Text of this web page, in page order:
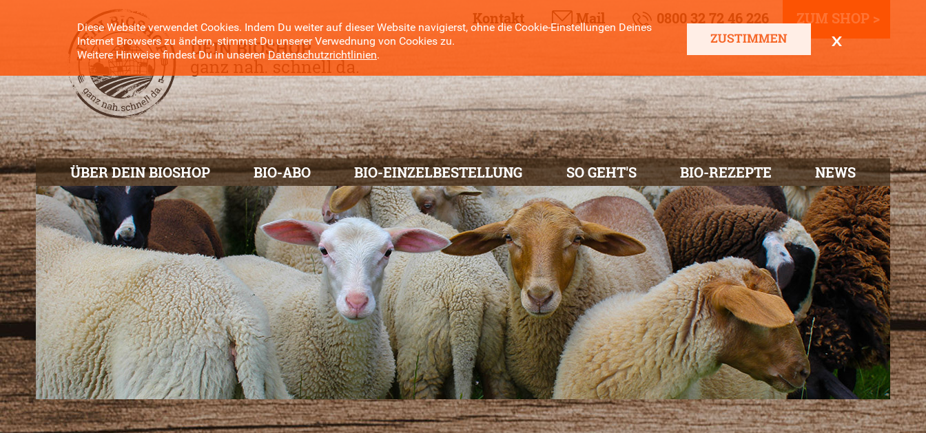
Diese Website verwendet Cookies. Indem Du weiter auf dieser Website navigierst, ohne die Cookie-Einstellungen Deines
Internet Browsers zu ändern, stimmst Du unserer Verwednung von Cookies zu.
Weitere Hinweise findest Du in unserenDatenschutzrichtlinien.
Kontakt Mail 0800 32 72 46 226 ZUM SHOP >
ÜBER DEIN BIOSHOP BIO-ABO BIO-EINZELBESTELLUNG SO GEHT'S BIO-REZEPTE NEWS